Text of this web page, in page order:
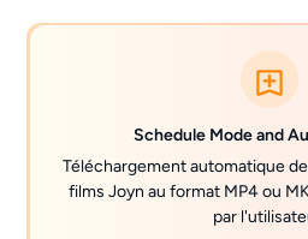
Schedule Mode and
Téléchargement automatique
films Joyn au format MP4 ou
par